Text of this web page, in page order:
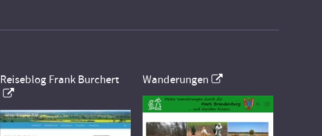
Reiseblog Frank Burchert Wanderungen